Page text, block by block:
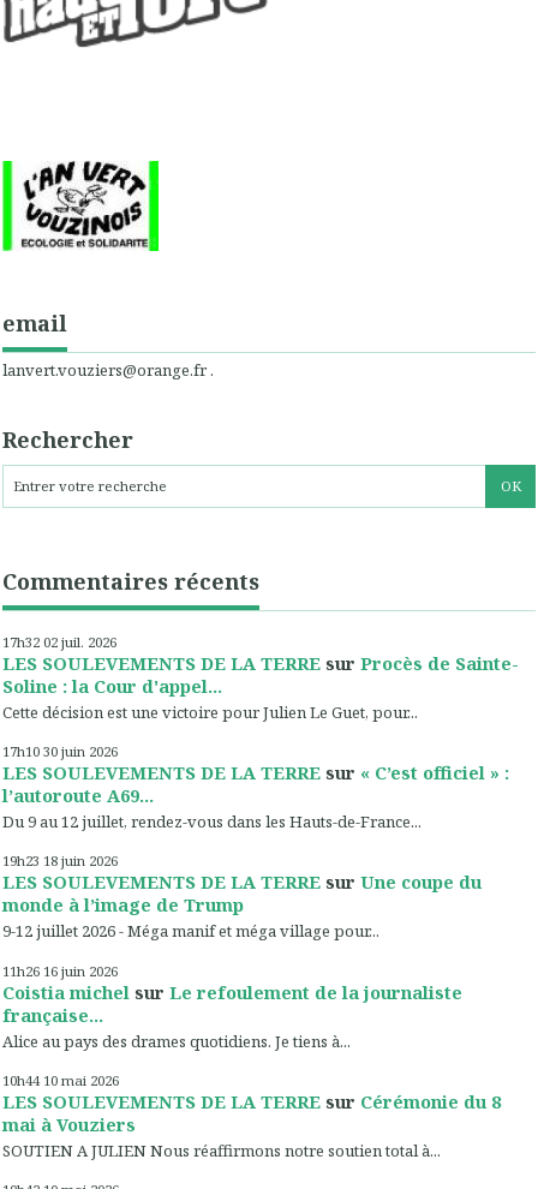
email
lanvert.vouziers@orange.fr .
Rechercher
Commentaires récents
17h32 02 juil. 2026
LES SOULEVEMENTS DE LA TERRE sur Procès de Sainte-
Soline : la Cour d'appel...
Cette décision est une victoire pour Julien Le Guet, pour...
17h10 30 juin 2026
LES SOULEVEMENTS DE LA TERRE sur « C’est officiel » :
l’autoroute A69...
Du 9 au 12 juillet, rendez-vous dans les Hauts-de-France...
19h23 18 juin 2026
LES SOULEVEMENTS DE LA TERRE sur Une coupe du
monde à l’image de Trump
9-12 juillet 2026 - Méga manif et méga village pour...
11h26 16 juin 2026
Coistia michel sur Le refoulement de la journaliste
française...
Alice au pays des drames quotidiens. Je tiens à...
10h44 10 mai 2026
LES SOULEVEMENTS DE LA TERRE sur Cérémonie du 8
mai à Vouziers
SOUTIEN A JULIEN Nous réaffirmons notre soutien total à...